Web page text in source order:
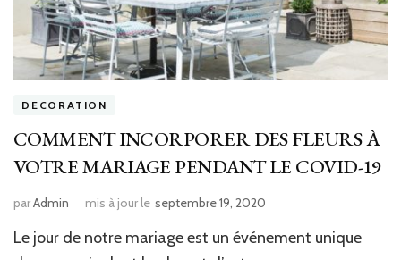
DECORATION
COMMENT INCORPORER DES FLEURS À
VOTRE MARIAGE PENDANT LE COVID-19
parAdmin mis à jour le septembre 19, 2020
Le jour de notre mariage est un événement unique